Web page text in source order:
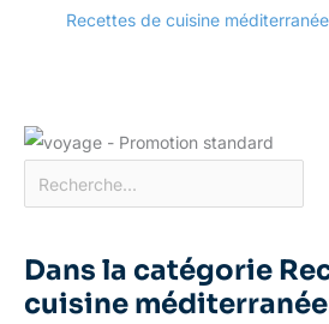
Recettes de cuisine
Dans la catégorie
cuisine